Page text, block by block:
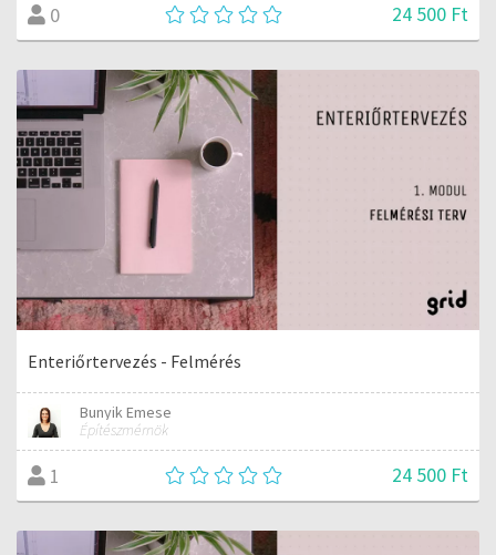
0 24 500 Ft
Enteriőrtervezés - Felmérés
Bunyik Emese
Építészmérnök
1 24 500 Ft